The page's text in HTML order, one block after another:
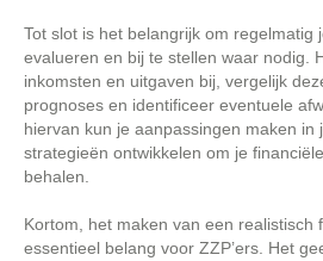
Tot slot is het belangrijk om regelmatig
evalueren en bij te stellen waar nodig.
inkomsten en uitgaven bij, vergelijk
prognoses en identificeer eventuele
hiervan kun je aanpassingen maken in
strategieën ontwikkelen om je
behalen.
Kortom, het maken van een realistisch
essentieel belang voor ZZP’ers. Het